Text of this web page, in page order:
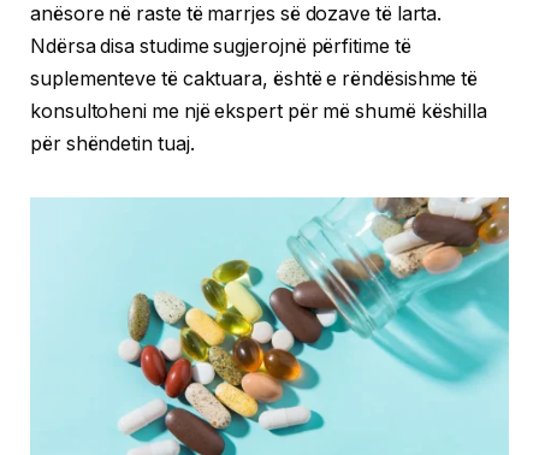
anësore në raste të marrjes së dozave të larta.
Ndërsa disa studime sugjerojnë përfitime të
suplementeve të caktuara, është e rëndësishme të
konsultoheni me një ekspert për më shumë këshilla
për shëndetin tuaj.